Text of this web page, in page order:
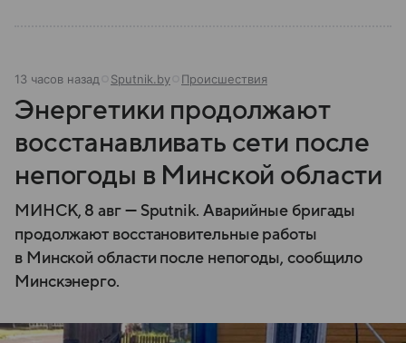
13 часов назад Sputnik.by Происшествия
Энергетики продолжают
восстанавливать сети после
непогоды в Минской области
МИНСК, 8 авг — Sputnik. Аварийные бригады
продолжают восстановительные работы
в Минской области после непогоды, сообщило
Минскэнерго.